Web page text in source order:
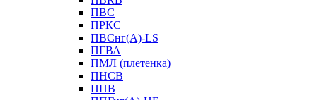
ПВС
ПРКС
ПВСнг(А)-LS
ПГВА
ПМЛ (плетенка)
ПНСВ
ППВ